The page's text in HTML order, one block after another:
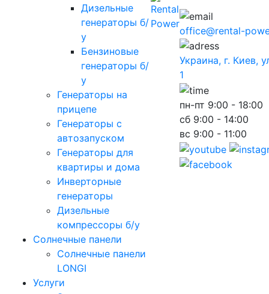
Дизельные
генераторы б/
у
Бензиновые
генераторы б/
у
Генераторы на
прицепе
Генераторы с
автозапуском
Генераторы для
квартиры и дома
Инверторные
генераторы
Дизельные
компрессоры б/у
Солнечные панели
Солнечные панели
LONGI
Услуги
office@rental-
Украина, г. Киев,
1
пн-пт 9:00 - 18:00
сб 9:00 - 14:00
вс 9:00 - 11:00